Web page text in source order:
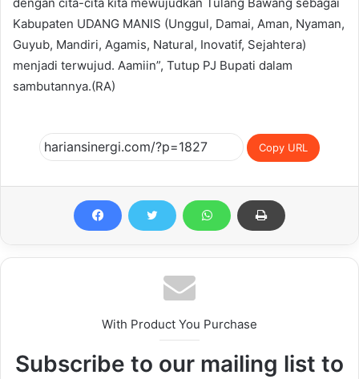
Kabupaten UDANG MANIS (Unggul, Damai, Aman, Nyaman,
Guyub, Mandiri, Agamis, Natural, Inovatif, Sejahtera)
menjadi terwujud. Aamiin”, Tutup PJ Bupati dalam
sambutannya.(RA)
Copy URL
With Product You Purchase
Subscribe to our mailing list to